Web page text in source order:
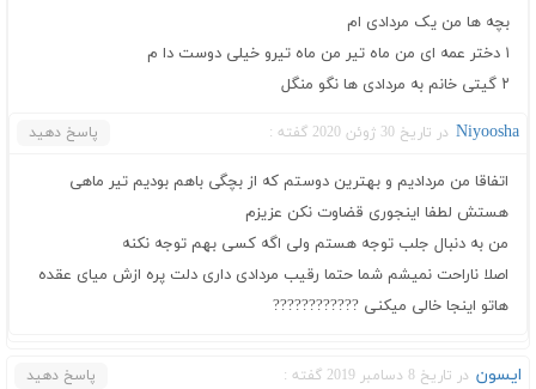
بچه ها من یک مردادی ام
۱ دختر عمه ای من ماه تیر من ماه تیرو خیلی دوست دا م
۲ گیتی خانم به مردادی ها نگو منگل
Niyoosha در تاریخ 30 ژوئن 2020 گفته : پاسخ دهید
اتفاقا من مردادیم و بهترین دوستم که از بچگی باهم بودیم تیر ماهی
هستش لطفا اینجوری قضاوت نکن عزیزم
من به دنبال جلب توجه هستم ولی اگه کسی بهم توجه نکنه
اصلا ناراحت نمیشم شما حتما رقیب مردادی داری دلت پره ازش میای عقده
هاتو اینجا خالی میکنی ????????????
ایسون در تاریخ 8 دسامبر 2019 گفته : پاسخ دهید